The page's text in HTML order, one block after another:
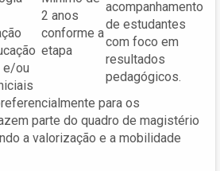
e/ou
2 anos
conforme a
etapa
acompanhamento
de estudantes
com foco em
resultados
pedagógicos.
para os
parte do quadro de magistério
a valorização e a mobilidade